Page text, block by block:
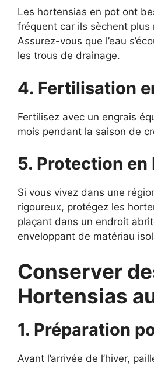
Les hortensias en pot ont
fréquent car ils sèchent plus
Assurez-vous que l’eau
les trous de drainage.
4. Fertilisation
Fertilisez avec un engrais
mois pendant la saison de
5. Protection en
Si vous vivez dans une
rigoureux, protégez les
plaçant dans un endroit
enveloppant de matériau
Conserver
Hortensias
1. Préparation
Avant l’arrivée de l’hiver,